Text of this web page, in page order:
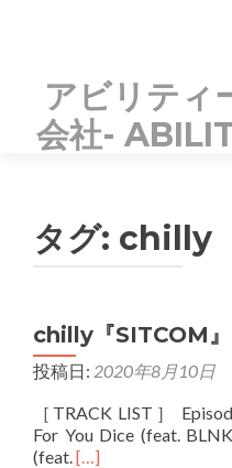
アビリティ
会社-
タグ: chilly
chilly『SITCOM』
投稿日: 2020年8月10日
［TRACK LIST］
For You Dice (feat.
(feat.Read
[…]